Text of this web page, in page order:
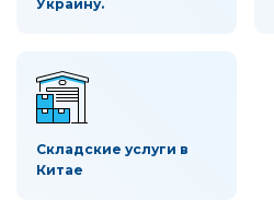
Украину.
Складские услуги в
Китае